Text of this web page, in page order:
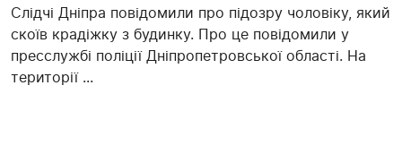
Слідчі Дніпра повідомили про підозру чоловіку, який
скоїв крадіжку з будинку. Про це повідомили у
пресслужбі поліції Дніпропетровської області. На
території ...